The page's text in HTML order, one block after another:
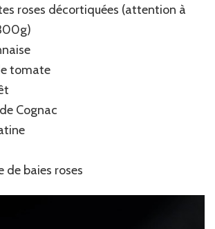
roses décortiquées (attention à
tomate
Cognac
de baies roses